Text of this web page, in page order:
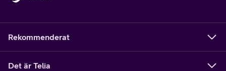
Rekommenderat
Det är Telia